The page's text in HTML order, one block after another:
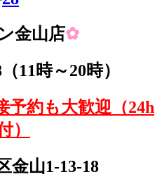
金山店✿
（11時～20時）
予約も大歓迎（24h
）
金山1-13-18